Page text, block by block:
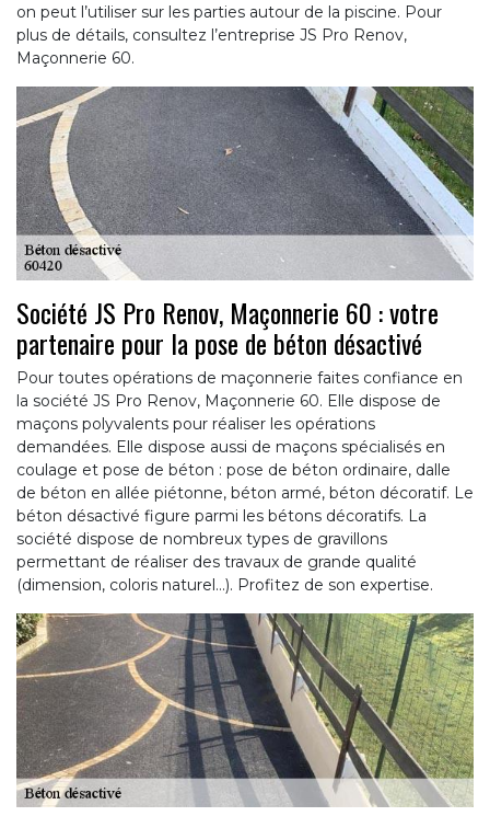
on peut l’utiliser sur les parties autour de la piscine. Pour
plus de détails, consultez l’entreprise JS Pro Renov,
Maçonnerie 60.
Société JS Pro Renov, Maçonnerie 60 : votre
partenaire pour la pose de béton désactivé
Pour toutes opérations de maçonnerie faites confiance en
la société JS Pro Renov, Maçonnerie 60. Elle dispose de
maçons polyvalents pour réaliser les opérations
demandées. Elle dispose aussi de maçons spécialisés en
coulage et pose de béton : pose de béton ordinaire, dalle
de béton en allée piétonne, béton armé, béton décoratif. Le
béton désactivé figure parmi les bétons décoratifs. La
société dispose de nombreux types de gravillons
permettant de réaliser des travaux de grande qualité
(dimension, coloris naturel…). Profitez de son expertise.